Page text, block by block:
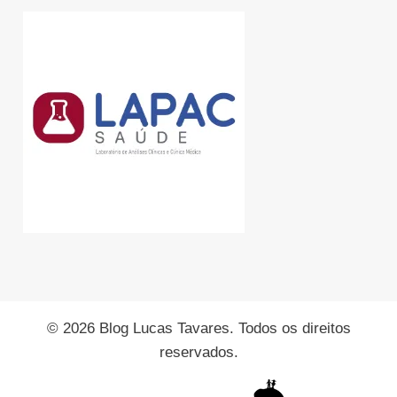
© 2026 Blog Lucas Tavares. Todos os direitos
reservados.